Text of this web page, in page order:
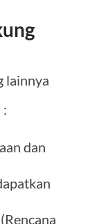
lainnya
dan